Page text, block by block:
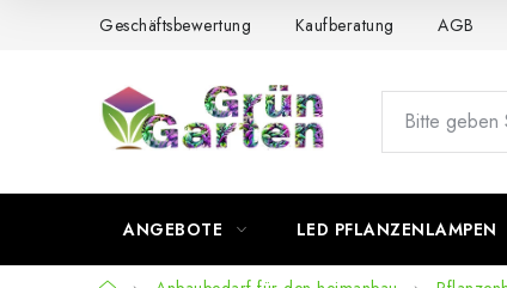
Geschäftsbewertung Kaufberatung AGB
ANGEBOTE LED PFLANZENLAMPEN